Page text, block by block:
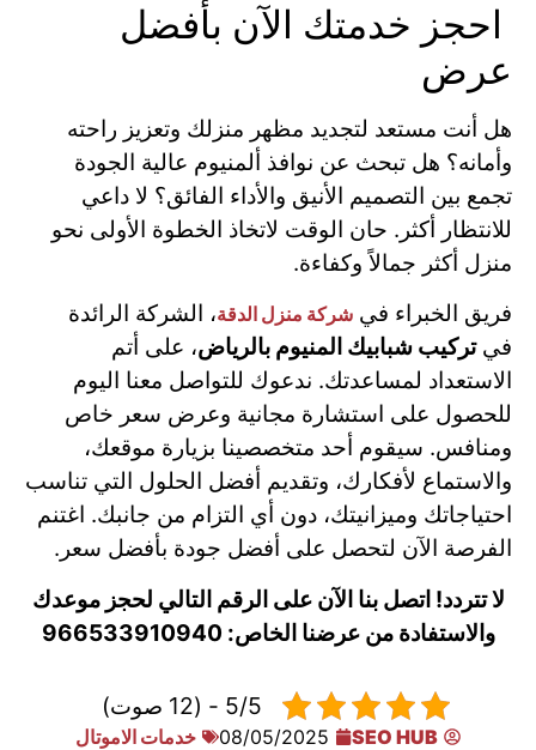
احجز خدمتك الآن بأفضل
عرض
هل أنت مستعد لتجديد مظهر منزلك وتعزيز راحته
وأمانه؟ هل تبحث عن نوافذ ألمنيوم عالية الجودة
تجمع بين التصميم الأنيق والأداء الفائق؟ لا داعي
للانتظار أكثر. حان الوقت لاتخاذ الخطوة الأولى نحو
منزل أكثر جمالاً وكفاءة.
فريق الخبراء في شركة منزل الدقة، الشركة الرائدة
فيتركيب شبابيك المنيوم بالرياض، على أتم
الاستعداد لمساعدتك. ندعوك للتواصل معنا اليوم
للحصول على استشارة مجانية وعرض سعر خاص
ومنافس. سيقوم أحد متخصصينا بزيارة موقعك،
والاستماع لأفكارك، وتقديم أفضل الحلول التي تناسب
احتياجاتك وميزانيتك، دون أي التزام من جانبك. اغتنم
الفرصة الآن لتحصل على أفضل جودة بأفضل سعر.
لا تتردد! اتصل بنا الآن على الرقم التالي لحجز موعدك
والاستفادة من عرضنا الخاص: 966533910940
5/5 - (12 صوت)
SEO HUB
08/05/2025
خدمات الاموتال